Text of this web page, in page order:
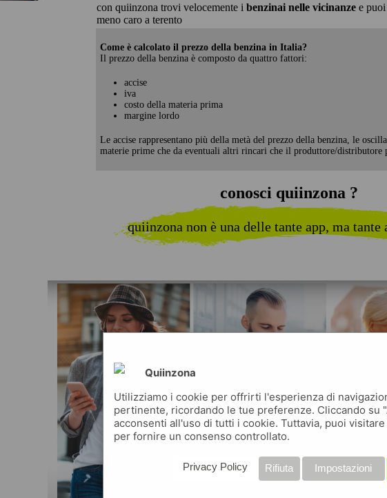
con quiinzona trovi velocemente i benzinai nelle vicinanze e
meno caro a terento
Come è calcolato il prezzo della benzina in Italia?
Il prezzo della benzina è composto da quattro fattori:
accise
iva
costo della materia prima
margine lordo
Le accise rappresentano più della metà del prezzo della benzina, le
materie prime che da eventuali altri rincari che il produttore/distributore
conosci quiinzona ?
quiinzona non è una delle tante app, ma tante
Quiinzona
Utilizziamo i cookie per offrirti l'esperienza di
pertinente, ricordando le tue preferenze. Cliccando su
acconsenti all'uso di tutti i cookie. Tuttavia, puoi
per fornire un consenso controllato.
Impostazioni
Rifiuta
Privacy Policy